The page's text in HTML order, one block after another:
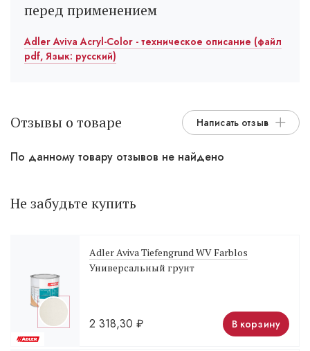
перед применением
Adler Aviva Acryl-Color - техническое описание (файл
pdf, Язык: русский)
Отзывы о товаре Написать отзыв
По данному товару отзывов не найдено
Не забудьте купить
Adler Aviva Tiefengrund WV Farblos
Универсальный грунт
2 318,30 ₽ В корзину